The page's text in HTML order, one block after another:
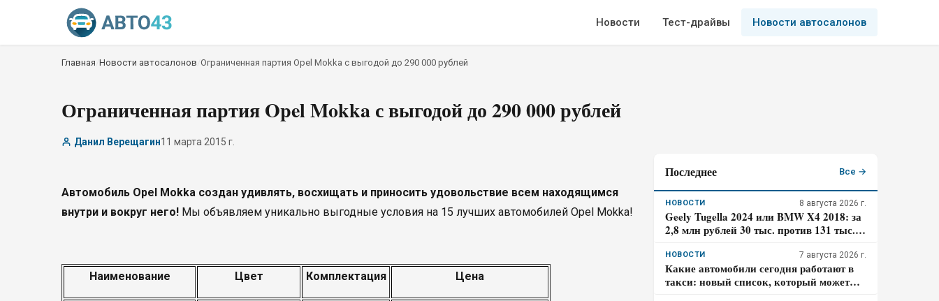
Новости Тест-драйвы Новости автосалонов
Главная Новости автосалонов Ограниченная партия Opel Mokka с выгодой до 290 000 рублей
Ограниченная партия Opel Mokka с выгодой до 290 000 рублей
Данил Верещагин11 марта 2015 г.
Автомобиль Opel Mokka создан удивлять, восхищать и приносить удовольствие всем находящимся
внутри и вокруг него! Мы объявляем уникально выгодные условия на 15 лучших автомобилей Opel Mokka!
Наименование Цвет Комплектация Цена
Последнее Все →
НОВОСТИ 8 августа 2026 г.
Geely Tugella 2024 или BMW X4 2018: за
2,8 млн рублей 30 тыс. против 131 тыс.
года выше?
НОВОСТИ 7 августа 2026 г.
Какие автомобили сегодня работают в
такси: новый список, который может